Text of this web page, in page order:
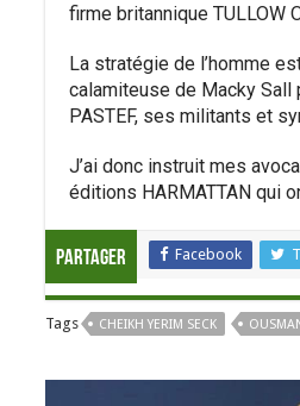
firme britannique TULLOW
La stratégie de l’homme
calamiteuse de Macky Sall
PASTEF, ses militants et
J’ai donc instruit mes
éditions HARMATTAN qui
Partager Facebook
Tags CHEIKH YERIM SECK